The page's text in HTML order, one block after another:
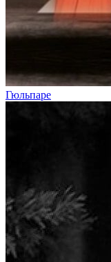
Гюльпаре